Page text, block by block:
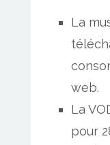
La
web.
La
pour